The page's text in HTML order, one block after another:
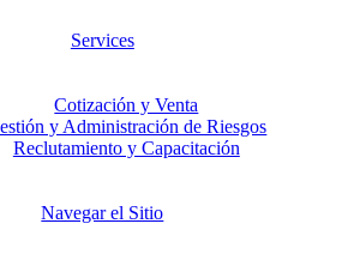
Services
Cotización y Venta
y Administración de Riesgos
Reclutamiento y Capacitación
Navegar el Sitio